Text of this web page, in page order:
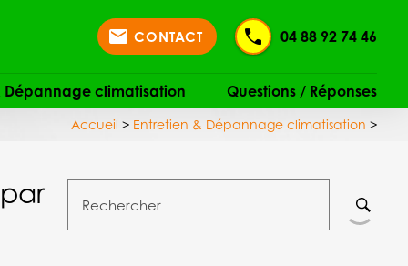
mail CONTACT 04 88 92 74 46
Dépannage climatisation Questions / Réponses
Accueil > Entretien & Dépannage climatisation>
Rechercher